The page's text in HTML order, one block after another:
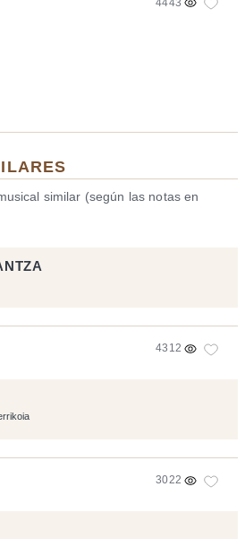
4443
similar (según las notas en
4312
3022